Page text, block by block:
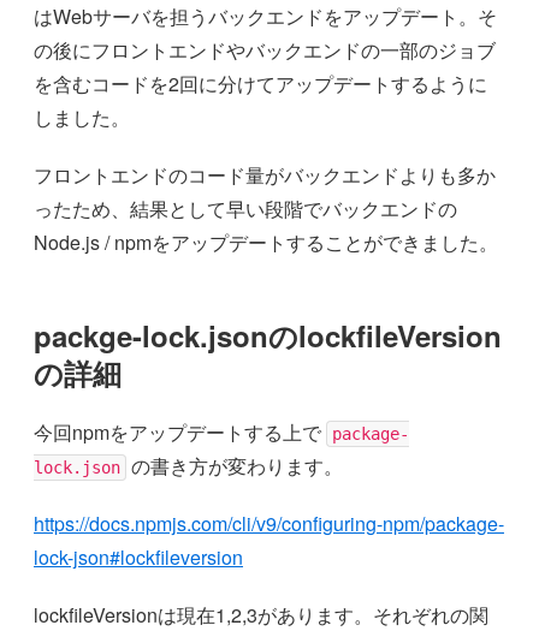
はWebサーバを担うバックエンドをアップデート。そ
の後にフロントエンドやバックエンドの一部のジョブ
を含むコードを2回に分けてアップデートするように
しました。
フロントエンドのコード量がバックエンドよりも多か
ったため、結果として早い段階でバックエンドの
Node.js / npmをアップデートすることができました。
packge-lock.jsonのlockfileVersion
の詳細
今回npmをアップデートする上で
package-
lock.json の書き方が変わります。
https://docs.npmjs.com/cli/v9/configuring-npm/package-
lock-json#lockfileversion
lockfileVersionは現在1,2,3があります。それぞれの関